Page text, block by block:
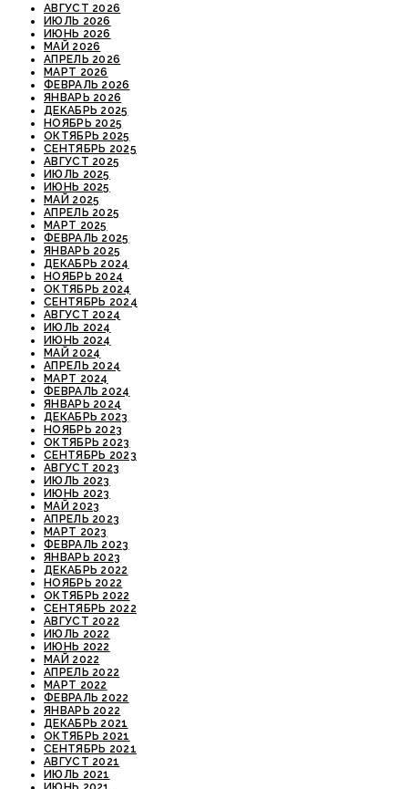
АВГУСТ 2026
ИЮЛЬ 2026
ИЮНЬ 2026
МАЙ 2026
АПРЕЛЬ 2026
МАРТ 2026
ФЕВРАЛЬ 2026
ЯНВАРЬ 2026
ДЕКАБРЬ 2025
НОЯБРЬ 2025
ОКТЯБРЬ 2025
СЕНТЯБРЬ 2025
АВГУСТ 2025
ИЮЛЬ 2025
ИЮНЬ 2025
МАЙ 2025
АПРЕЛЬ 2025
МАРТ 2025
ФЕВРАЛЬ 2025
ЯНВАРЬ 2025
ДЕКАБРЬ 2024
НОЯБРЬ 2024
ОКТЯБРЬ 2024
СЕНТЯБРЬ 2024
АВГУСТ 2024
ИЮЛЬ 2024
ИЮНЬ 2024
МАЙ 2024
АПРЕЛЬ 2024
МАРТ 2024
ФЕВРАЛЬ 2024
ЯНВАРЬ 2024
ДЕКАБРЬ 2023
НОЯБРЬ 2023
ОКТЯБРЬ 2023
СЕНТЯБРЬ 2023
АВГУСТ 2023
ИЮЛЬ 2023
ИЮНЬ 2023
МАЙ 2023
АПРЕЛЬ 2023
МАРТ 2023
ФЕВРАЛЬ 2023
ЯНВАРЬ 2023
ДЕКАБРЬ 2022
НОЯБРЬ 2022
ОКТЯБРЬ 2022
СЕНТЯБРЬ 2022
АВГУСТ 2022
ИЮЛЬ 2022
ИЮНЬ 2022
МАЙ 2022
АПРЕЛЬ 2022
МАРТ 2022
ФЕВРАЛЬ 2022
ЯНВАРЬ 2022
ДЕКАБРЬ 2021
ОКТЯБРЬ 2021
СЕНТЯБРЬ 2021
АВГУСТ 2021
ИЮЛЬ 2021